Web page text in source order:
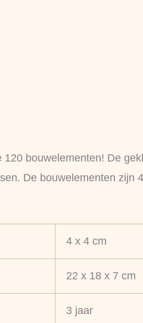
bouwelementen! De
De bouwelementen zijn
4 x 4 cm
22 x 18 x 7 cm
3 jaar